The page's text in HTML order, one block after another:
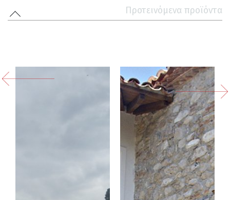
Προτεινόμενα προϊόντα